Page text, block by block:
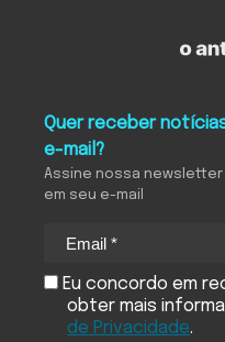
Quer receber
e-mail?
Assine nossa
em seu e-mail
Eu concordo em
obter mais
de Privacidade.